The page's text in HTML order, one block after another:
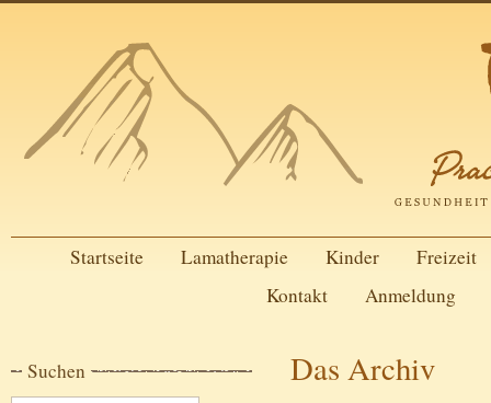
Startseite Lamatherapie Kinder
Freizeit
Kontakt
Anmeldung
Suchen Das Archiv